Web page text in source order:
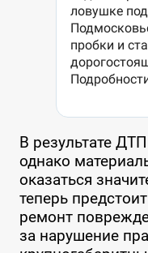
В результате
однако
оказаться
теперь
ремонт
за нарушение